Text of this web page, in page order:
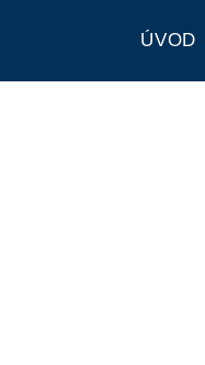
ÚVOD